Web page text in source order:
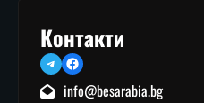
Контакти
TelegramFacebook
info@besarabia.bg